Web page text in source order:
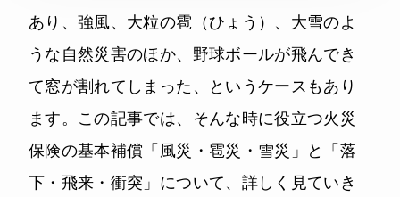
あり、強風、大粒の雹（ひょう）、大雪のよ
うな自然災害のほか、野球ボールが飛んでき
て窓が割れてしまった、というケースもあり
ます。この記事では、そんな時に役立つ火災
保険の基本補償「風災・雹災・雪災」と「落
下・飛来・衝突」について、詳しく見ていき